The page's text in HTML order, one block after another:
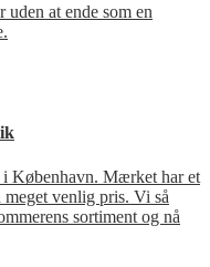
at ende som en
København. Mærket har et
venlig pris. Vi så
sortiment og nå